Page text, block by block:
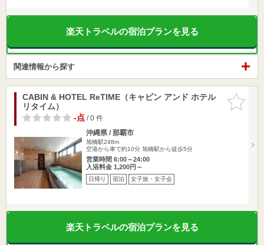
楽天トラベルの宿泊プランを見る
関連情報から探す
お気に入
りに追加
CABIN & HOTEL ReTIME（キャビン アンド ホテル
リタイム）
-点/ 0 件
沖縄県 / 那覇市
旭橋駅248m
空港から車で約10分 旭橋駅から徒歩5分
営業時間 6:00～24:00
入浴料金 1,200円～
日帰り 宿泊 女子旅・女子会
楽天トラベルの宿泊プランを見る